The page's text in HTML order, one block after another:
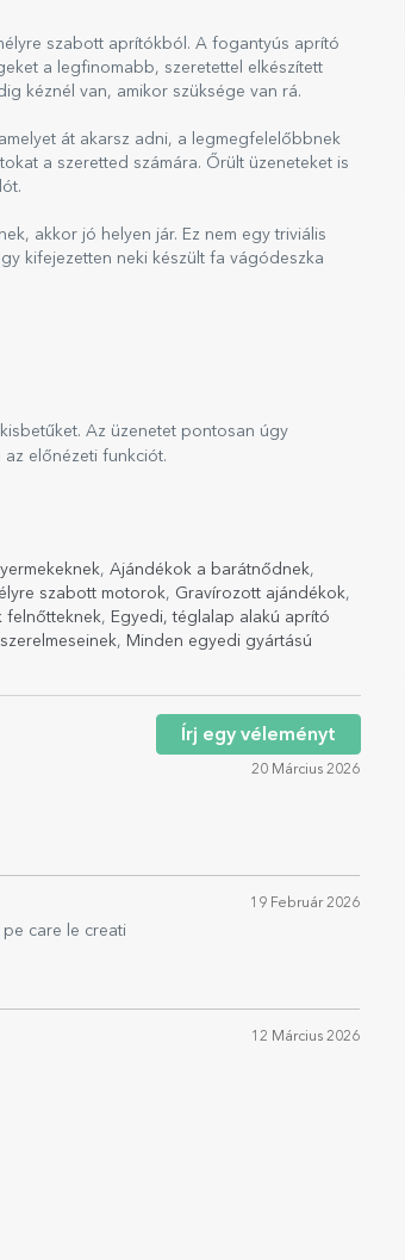
szabott aprítókból. A fogantyús aprító
a legfinomabb, szeretettel elkészített
kéznél van, amikor szüksége van rá.
át akarsz adni, a legmegfelelőbbnek
a szeretted számára. Őrült üzeneteket is
akkor jó helyen jár. Ez nem egy triviális
kifejezetten neki készült fa vágódeszka
Az üzenetet pontosan úgy
előnézeti funkciót.
, Ajándékok a barátnődnek,
szabott motorok, Gravírozott ajándékok,
felnőtteknek, Egyedi, téglalap alakú aprító
, Minden egyedi gyártású
Írj egy véleményt
20 Március 2026
19 Február 2026
care le creati
12 Március 2026